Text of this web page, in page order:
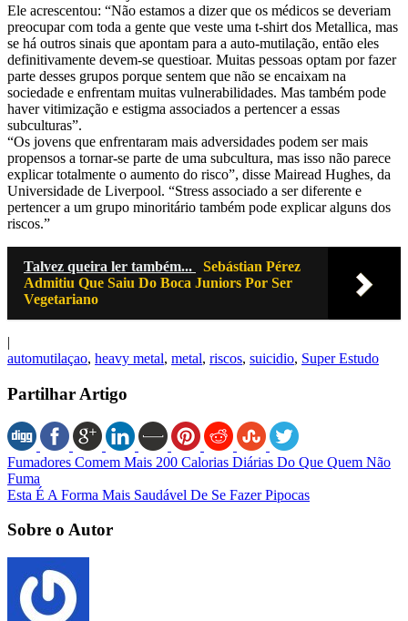
Ele acrescentou: “Não estamos a dizer que os médicos se deveriam
preocupar com toda a gente que veste uma t-shirt dos Metallica, mas
se há outros sinais que apontam para a auto-mutilação, então eles
definitivamente devem-se questioar. Muitas pessoas optam por fazer
parte desses grupos porque sentem que não se encaixam na
sociedade e enfrentam muitas vulnerabilidades. Mas também pode
haver vitimização e estigma associados a pertencer a essas
subculturas”.
“Os jovens que enfrentaram mais adversidades podem ser mais
propensos a tornar-se parte de uma subcultura, mas isso não parece
explicar totalmente o aumento do risco”, disse Mairead Hughes, da
Universidade de Liverpool. “Stress associado a ser diferente e
pertencer a um grupo minoritário também pode explicar alguns dos
riscos.”
Talvez queira ler também...
Sebástian Pérez
Admitiu Que Saiu Do Boca Juniors Por Ser
Vegetariano
|
automutilaçao, heavy metal, metal, riscos, suicidio, Super Estudo
Partilhar Artigo
Fumadores Comem Mais 200 Calorias Diárias Do Que Quem Não
Fuma
Esta É A Forma Mais Saudável De Se Fazer Pipocas
Sobre o Autor